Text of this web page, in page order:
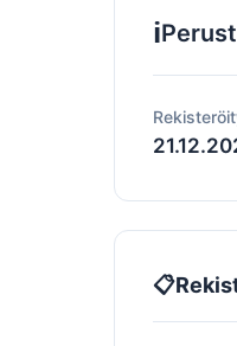
ℹ️
📋